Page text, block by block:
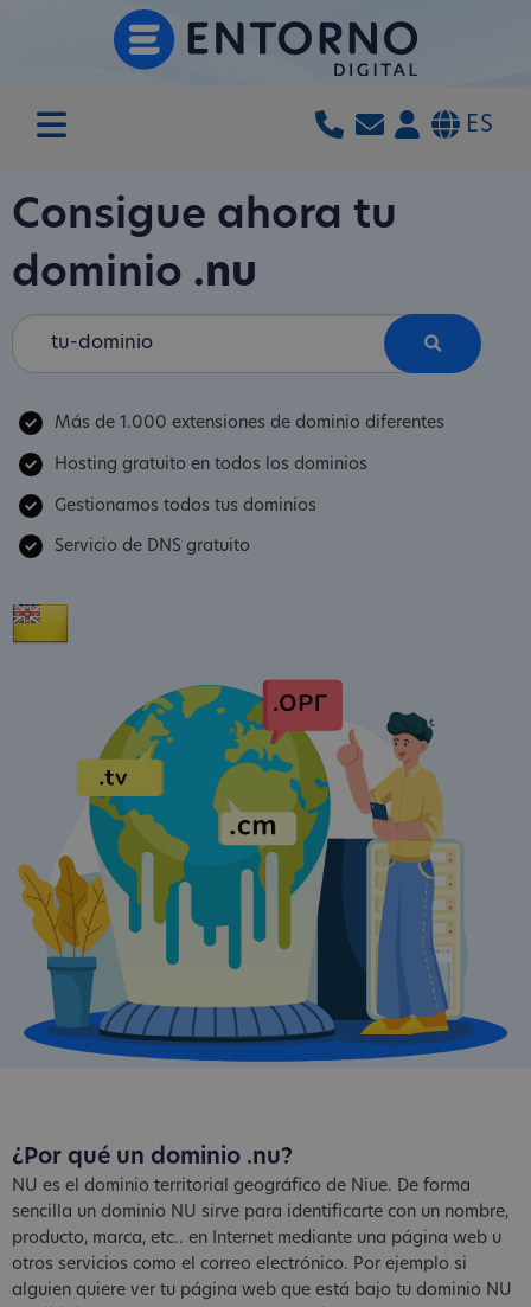
ES
Consigue ahora tu
dominio .nu
Más de 1.000 extensiones de dominio diferentes
Hosting gratuito en todos los dominios
Gestionamos todos tus dominios
Servicio de DNS gratuito
¿Por qué un dominio .nu?
NU es el dominio territorial geográfico de Niue. De forma
sencilla un dominio NU sirve para identificarte con un nombre,
producto, marca, etc.. en Internet mediante una página web u
otros servicios como el correo electrónico. Por ejemplo si
alguien quiere ver tu página web que está bajo tu dominio NU